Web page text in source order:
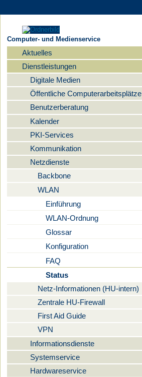
Computer- und Medienservice
Navigation
Aktuelles
Dienstleistungen
Digitale Medien
Öffentliche Computerarbeitsplätze
Benutzerberatung
Kalender
PKI-Services
Kommunikation
Netzdienste
Backbone
WLAN
Einführung
WLAN-Ordnung
Glossar
Konfiguration
FAQ
Status
Netz-Informationen (HU-intern)
Zentrale HU-Firewall
First Aid Guide
VPN
Informationsdienste
Systemservice
Hardwareservice